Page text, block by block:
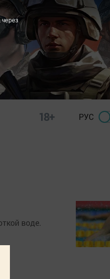
18+ РУС
воде.
через